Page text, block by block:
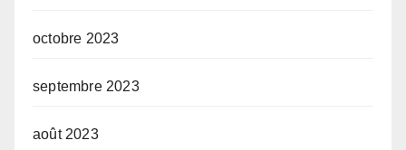
octobre 2023
septembre 2023
août 2023